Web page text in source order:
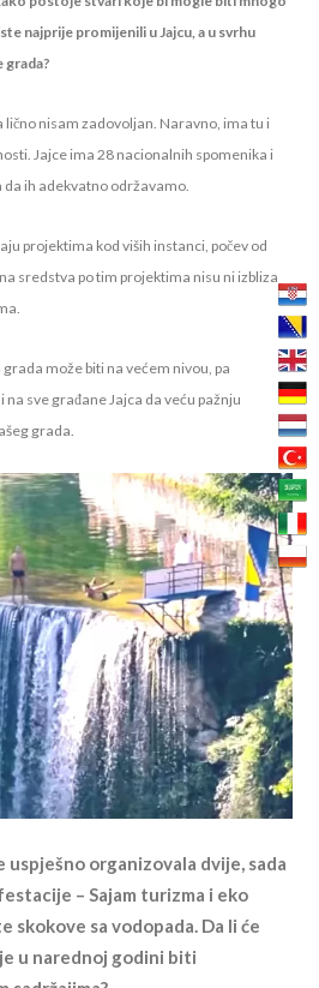
najprije promijenili u Jajcu, a u svrhu
lično nisam zadovoljan. Naravno, ima tu i
Jajce ima 28 nacionalnih spomenika i
ih adekvatno održavamo.
projektima kod viših instanci, počev od
sredstva po tim projektima nisu ni izbliza
može biti na većem nivou, pa
sve građane Jajca da veću pažnju
grada.
uspješno organizovala dvije, sada
– Sajam turizma i eko
skokove sa vodopada. Da li će
u narednoj godini biti